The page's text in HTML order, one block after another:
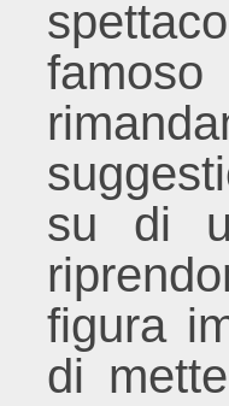
su di
figura
di